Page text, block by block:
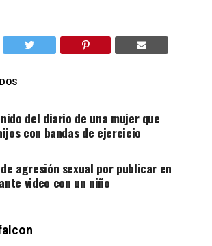
del diario de una mujer que
con bandas de ejercicio
agresión sexual por publicar en
video con un niño